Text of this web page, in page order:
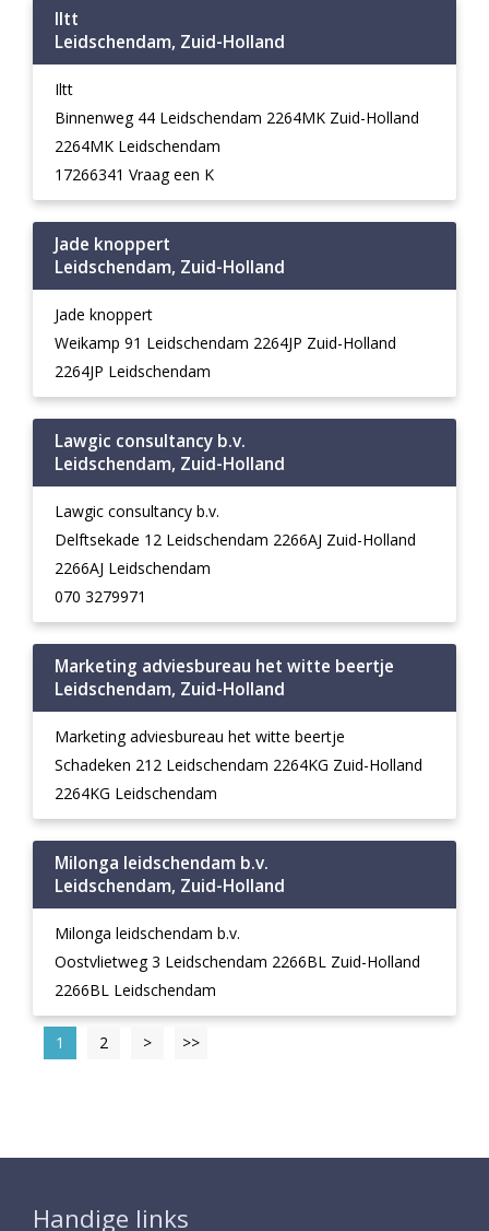
Iltt
Leidschendam, Zuid-Holland
Iltt
Binnenweg 44 Leidschendam 2264MK Zuid-Holland
2264MK Leidschendam
17266341 Vraag een K
Jade knoppert
Leidschendam, Zuid-Holland
Jade knoppert
Weikamp 91 Leidschendam 2264JP Zuid-Holland
2264JP Leidschendam
Lawgic consultancy b.v.
Leidschendam, Zuid-Holland
Lawgic consultancy b.v.
Delftsekade 12 Leidschendam 2266AJ Zuid-Holland
2266AJ Leidschendam
070 3279971
Marketing adviesbureau het witte beertje
Leidschendam, Zuid-Holland
Marketing adviesbureau het witte beertje
Schadeken 212 Leidschendam 2264KG Zuid-Holland
2264KG Leidschendam
Milonga leidschendam b.v.
Leidschendam, Zuid-Holland
Milonga leidschendam b.v.
Oostvlietweg 3 Leidschendam 2266BL Zuid-Holland
2266BL Leidschendam
1 2 > >>
Handige links